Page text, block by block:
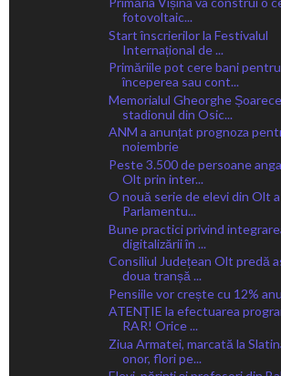
fotovoltaic...
Start înscrierilor la Festivalul
Internațional de ...
Primăriile pot cere bani pentru
începerea sau cont...
Memorialul Gheorghe
stadionul din Osic...
ANM a anunțat prognoza
noiembrie
Peste 3.500 de persoane
Olt prin inter...
O nouă serie de elevi din Olt
Parlamentu...
Bune practici privind
digitalizării în ...
Consiliul Județean Olt predă
doua tranșă ...
Pensiile vor crește cu 12%
ATENȚIE la efectuarea
RAR! Orice ...
Ziua Armatei, marcată la
onor, flori pe...